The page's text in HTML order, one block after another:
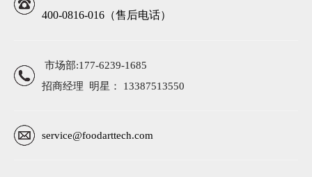
400-0816-016（售后电话）
市场部:177-6239-1685
招商经理 明星： 13387513550
service@foodarttech.com